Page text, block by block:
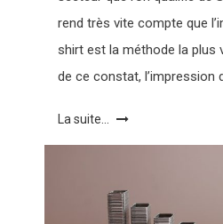
rend très vite compte que
shirt est la méthode la plus
de ce constat, l’impression
La suite...